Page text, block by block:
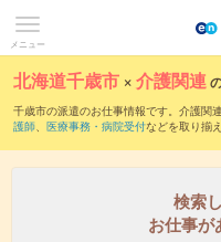
メニュー
北海道千歳市 ×介護関連
千歳市の派遣のお仕事情報です。介護関
護師、 医療事務・病院受付などを取り揃
検索
お仕事が